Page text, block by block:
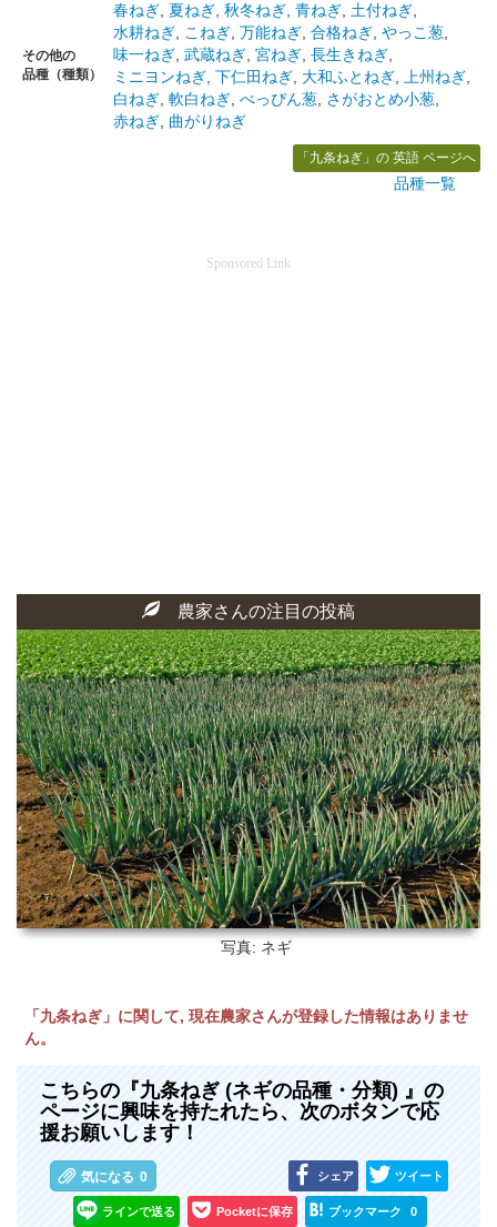
その他の
品種（種類）
春ねぎ 夏ねぎ 秋冬ねぎ 青ねぎ 土付ねぎ
水耕ねぎ
こねぎ 万能ねぎ 合格ねぎ やっこ葱
味一ねぎ 武蔵ねぎ 宮ねぎ 長生きねぎ
ミニヨンねぎ 下仁田ねぎ 大和ふとねぎ 上州ねぎ
白ねぎ 軟白ねぎ べっぴん葱 さがおとめ小葱
赤ねぎ 曲がりねぎ
「九条ねぎ」の 英語 ページへ
品種一覧
Sponsored Link
農家さんの注目の投稿
写真: ネギ
「九条ねぎ」に関して, 現在農家さんが登録した情報はありませ
ん。
こちらの『九条ねぎ (ネギの品種・分類) 』の
ページに興味を持たれたら、次のボタンで応
援お願いします！
気になる 0 シェア ツイート
ラインで送る Pocketに保存 ブックマーク 0